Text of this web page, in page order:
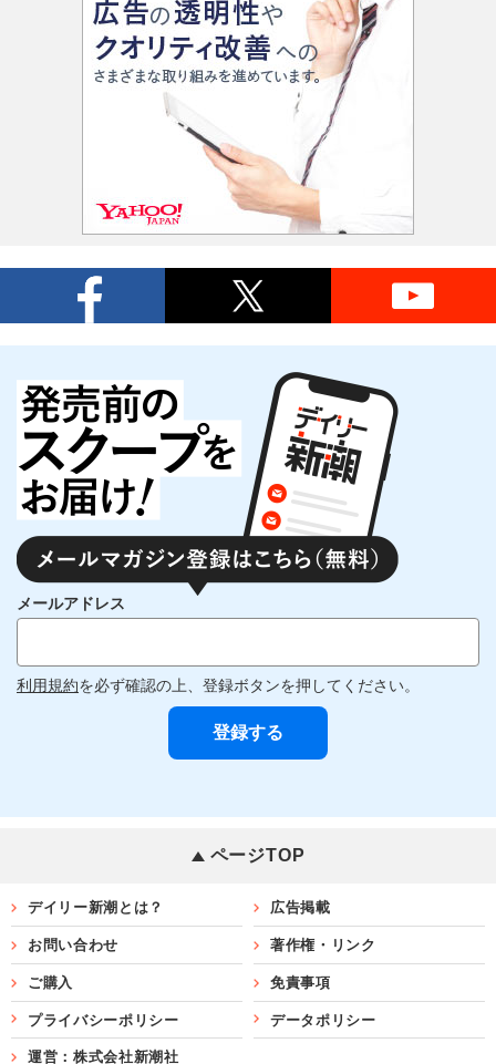
メールアドレス
利用規約を必ず確認の上、登録ボタンを押してください。
ページTOP
デイリー新潮とは？ 広告掲載
お問い合わせ 著作権・リンク
ご購入 免責事項
プライバシーポリシー データポリシー
運営：株式会社新潮社